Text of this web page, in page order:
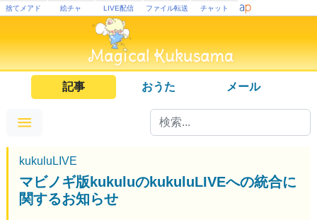
捨てメアド 絵チャ LIVE配信 ファイル転送 チャット
記事 おうた メール
kukuluLIVE
マビノギ版kukuluのkukuluLIVEへの統合に
関するお知らせ